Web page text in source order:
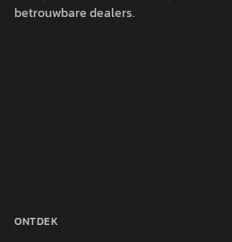
betrouwbare dealers.
ONTDEK